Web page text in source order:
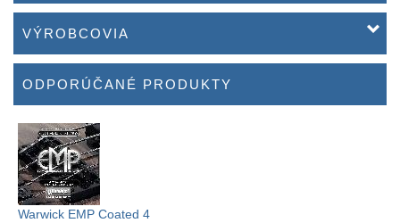
VÝROBCOVIA
ODPORÚČANÉ PRODUKTY
Warwick EMP Coated 4